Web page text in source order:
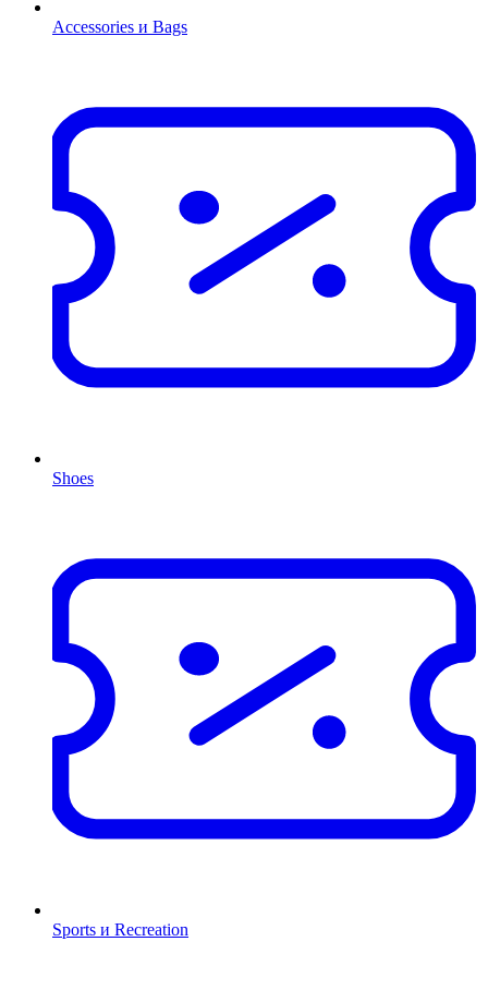
Accessories и Bags
Shoes
Sports и Recreation